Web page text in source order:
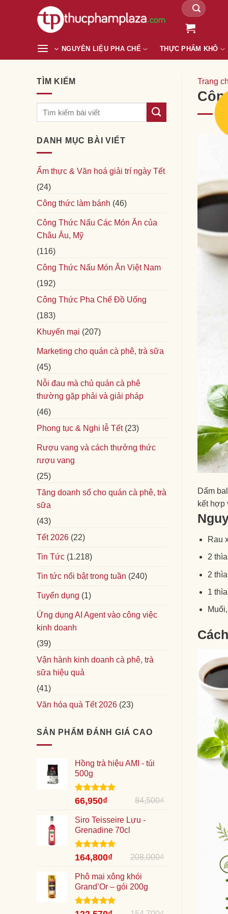
Tìm
kiếm:
NGUYÊN LIỆU PHA CHẾ THỰC PHẨM KHÔ
TÌM KIẾM
DANH MỤC BÀI VIẾT
Ẩm thực & Văn hoá giải trí ngày Tết
(24)
Công thức làm bánh (46)
Công Thức Nấu Các Món Ăn của
Châu Âu, Mỹ
(116)
Công Thức Nấu Món Ăn Việt Nam
(192)
Công Thức Pha Chế Đồ Uống
(183)
Khuyến mại (207)
Marketing cho quán cà phê, trà sữa
(45)
Nỗi đau mà chủ quán cà phê
thường gặp phải và giải pháp
(46)
Phong tục & Nghi lễ Tết(23)
Rượu vang và cách thưởng thức
rượu vang
(25)
Tăng doanh số cho quán cà phê, trà
sữa
(43)
Tết 2026 (22)
Tin Tức (1.218)
Tin tức nổi bật trong tuần (240)
Tuyển dụng (1)
Ứng dụng AI Agent vào công việc
kinh doanh
(39)
Vận hành kinh doanh cà phê, trà
sữa hiệu quả
(41)
Văn hóa quà Tết 2026 (23)
SẢN PHẨM ĐÁNH GIÁ CAO
Hồng trà hiệu AMI - túi
500g
Được xếp
hạng
5 sao
84,500₫
Giá
là:
84,500₫.
66,950₫Giá
tại
là:
66,950₫.
Siro Teisseire Lựu -
Grenadine 70cl
Được xếp
hạng
5 sao
208,000₫
Giá
là:
208,000₫.
164,800₫Giá
tại
là:
164,800₫.
Phô mai xông khói
Grand’Or – gói 200g
Trang
Dấm
kết hợp
Rau
2
2
1